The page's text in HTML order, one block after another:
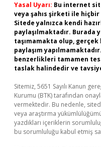
Yasal Uyarı: Bu internet
veya şahıs şirketi ile
Sitede yalnızca kendi
paylaşılmaktadır.
taşımamakta olup,
paylaşım
benzerlikleri tamamen
taslak halindedir ve
Sitemiz, 5651 Sayılı Kanun
Kurumu (BTK) tarafından
vermektedir. Bu nedenle,
veya araştırma
yazdıkları içeriklerin
bu sorumluluğu kabul etmiş